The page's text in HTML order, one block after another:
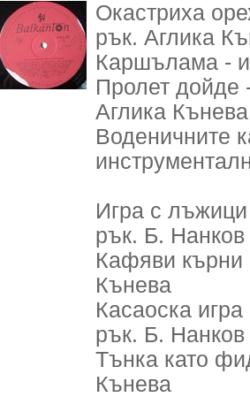
Окастриха
рък. Аглика
Каршълама -
Пролет дойде
Аглика Кънева
Воденичните
Игра с
рък. Б. Нанков
Кафяви кърни
Кънева
Касаоска
рък. Б. Нанков
Тънка като
Кънева